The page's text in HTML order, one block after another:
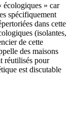
écologiques » car
spécifiquement
dans cette
(isolantes,
de cette
des maisons
réutilisés pour
est discutable